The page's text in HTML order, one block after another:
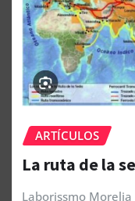
ARTÍCULOS
La ruta de la
Laborissmo Morelia